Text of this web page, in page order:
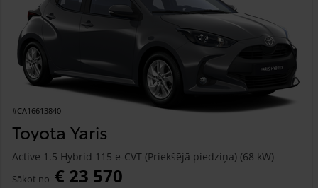
#CA16613840
Toyota Yaris
Active 1.5 Hybrid 115 e-CVT (Priekšējā piedziņa) (68 kW)
Sākot no € 23 570